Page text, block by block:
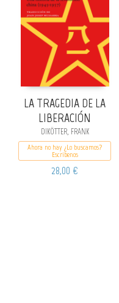
LA TRAGEDIA DE LA
LIBERACIÓN
DIKÖTTER, FRANK
Ahora no hay ¿Lo buscamos?
Escribenos
28,00 €